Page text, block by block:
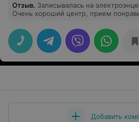
Отзыв. Записывалась на
Очень хороший центр, прием
Добавить